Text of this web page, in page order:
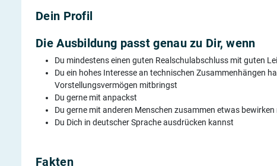
Dein Profil
Die Ausbildung passt genau zu Dir, wenn
Du mindestens einen guten Realschulabschluss mit guten
Du ein hohes Interesse an technischen Zusammenhängen
Vorstellungsvermögen mitbringst
Du gerne mit anpackst
Du gerne mit anderen Menschen zusammen etwas
Du Dich in deutscher Sprache ausdrücken kannst
Fakten